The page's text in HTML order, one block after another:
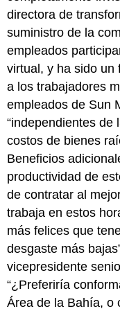
directora de
suministro de la
empleados
virtual, y ha sido un
a los trabajadores
empleados de Sun
“independientes de
costos de bienes
Beneficios
productividad de
de contratar al
trabaja en estos
más felices que
desgaste más
vicepresidente
“¿Preferiría
Área de la Bahía, o